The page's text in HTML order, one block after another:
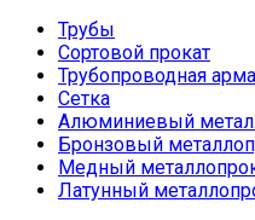
Трубы
Сортовой прокат
Трубопроводная
Сетка
Алюминиевый
Бронзовый
Медный
Латунный